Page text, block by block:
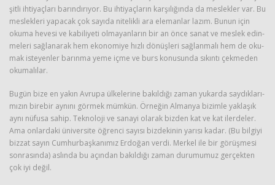
şit­li ih­ti­yaç­la­rı ba­rın­dı­rı­yor. Bu ih­ti­yaç­la­rın kar­şı­lı­ğın­da da mes­lek­ler var. Bu
mes­lek­le­ri ya­pa­cak çok sa­yı­da ni­te­lik­li ara ele­man­lar lazım. Bunun için
okuma he­ve­si ve ka­bi­li­ye­ti ol­ma­yan­la­rın bir an önce sanat ve mes­lek edin­
me­le­ri sağ­la­na­rak hem eko­no­mi­ye hızlı dö­nüş­le­ri sağ­lan­ma­lı hem de oku­
mak is­te­yen­ler ba­rın­ma yeme içme ve burs ko­nu­sun­da sı­kın­tı çek­me­den
oku­ma­lı­lar.
Bugün bize en yakın Av­ru­pa ül­ke­le­ri­ne ba­kıl­dı­ğı zaman yu­kar­da say­dık­la­rı­
mı­zın bi­re­bir ay­nı­nı gör­mek müm­kün. Ör­ne­ğin Al­man­ya bi­zim­le yak­la­şık
aynı nü­fu­sa sahip. Tek­no­lo­ji ve sa­na­yi ola­rak biz­den kat ve kat iler­de­ler.
Ama on­lar­da­ki üni­ver­si­te öğ­ren­ci sa­yı­sı biz­de­ki­nin ya­rı­sı kadar. (Bu bil­gi­yi
biz­zat sayın Cum­hur­baş­ka­nı­mız Er­do­ğan verdi. Mer­kel ile bir gö­rüş­me­si
son­ra­sın­da) as­lın­da bu açın­dan ba­kıl­dı­ğı zaman du­ru­mu­muz ger­çek­ten
çok iyi değil.